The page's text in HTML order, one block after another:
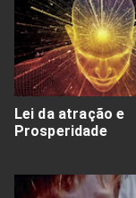
Lei da atração e
Prosperidade